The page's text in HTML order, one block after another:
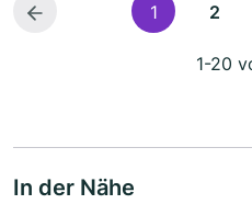
1 2
1-20
In der Nähe